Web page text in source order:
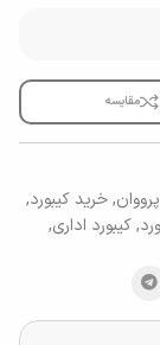
مقایسه
پرووان,خرید کیبورد,
,کیبورد اداری,